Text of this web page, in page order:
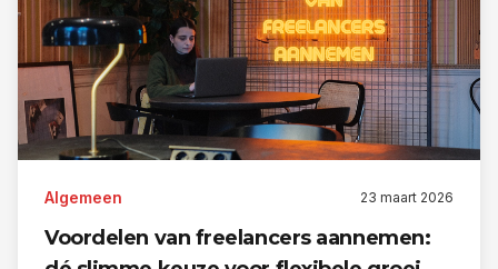
Algemeen 23 maart 2026
Voordelen van freelancers aannemen: